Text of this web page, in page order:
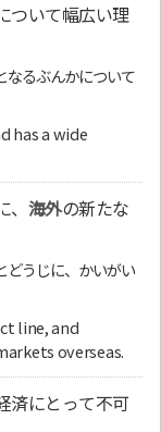
ついて幅広い理
なるぶんかについて
has a wide
海外の新たな
どうじに、かいがい
line, and
overseas.
済にとって不可